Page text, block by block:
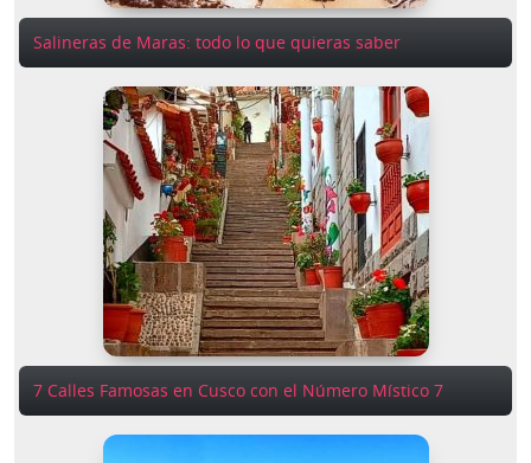
Salineras de Maras: todo lo que quieras saber
7 Calles Famosas en Cusco con el Número Místico 7